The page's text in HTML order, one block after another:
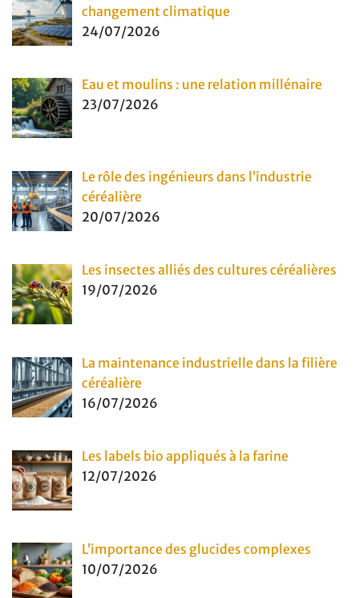
changement climatique
24/07/2026
Eau et moulins : une relation millénaire
23/07/2026
Le rôle des ingénieurs dans l’industrie
céréalière
20/07/2026
Les insectes alliés des cultures céréalières
19/07/2026
La maintenance industrielle dans la filière
céréalière
16/07/2026
Les labels bio appliqués à la farine
12/07/2026
L’importance des glucides complexes
10/07/2026